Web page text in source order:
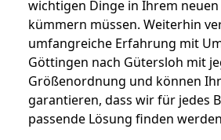
wichtigen Dinge in Ihrem neuen
kümmern müssen. Weiterhin
umfangreiche Erfahrung mit
Göttingen nach Gütersloh mit
Größenordnung und können
garantieren, dass wir für jedes
passende Lösung finden